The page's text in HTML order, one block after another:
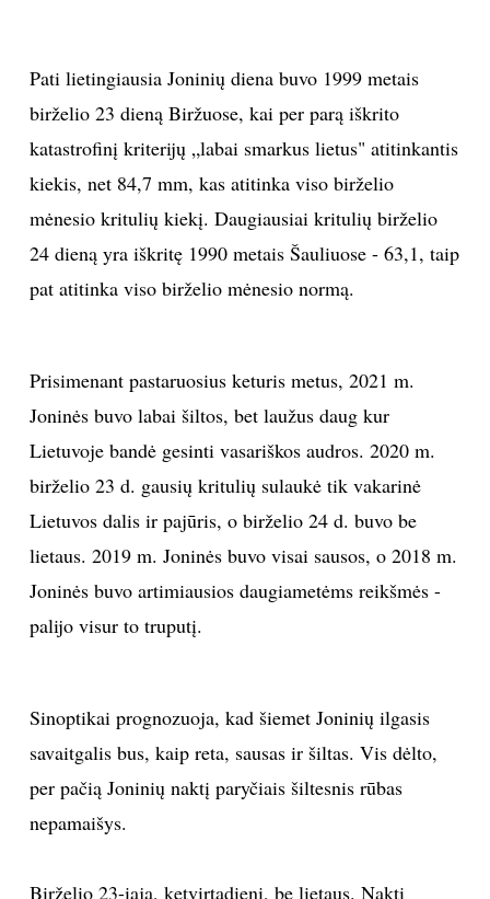
NELAIMĖS
PRIVATUMO POLITIKA
PRENUMERUOK
Prenumeruodami portalą,
Jūs sutinkate su
Pati lietingiausia Joninių diena buvo 1999 metais
birželio 23 dieną Biržuose, kai per parą iškrito
katastrofinį kriterijų „labai smarkus lietus" atitinkantis
kiekis, net 84,7 mm, kas atitinka viso birželio
mėnesio kritulių kiekį. Daugiausiai kritulių birželio
24 dieną yra iškritę 1990 metais Šauliuose - 63,1, taip
pat atitinka viso birželio mėnesio normą.
Prisimenant pastaruosius keturis metus, 2021 m.
Joninės buvo labai šiltos, bet laužus daug kur
Lietuvoje bandė gesinti vasariškos audros. 2020 m.
birželio 23 d. gausių kritulių sulaukė tik vakarinė
Lietuvos dalis ir pajūris, o birželio 24 d. buvo be
lietaus. 2019 m. Joninės buvo visai sausos, o 2018 m.
Joninės buvo artimiausios daugiametėms reikšmės -
palijo visur to truputį.
Sinoptikai prognozuoja, kad šiemet Joninių ilgasis
savaitgalis bus, kaip reta, sausas ir šiltas. Vis dėlto,
per pačią Joninių naktį paryčiais šiltesnis rūbas
nepamaišys.
Birželio 23-iąją, ketvirtadienį, be lietaus. Naktį